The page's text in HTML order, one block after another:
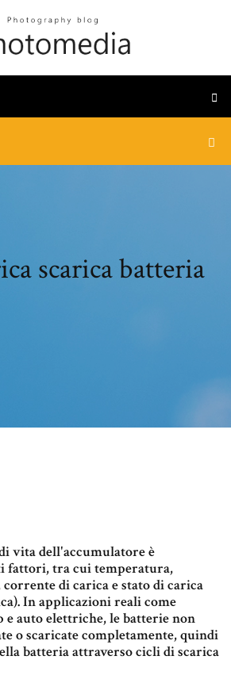
scarica batteria
vita dell'accumulatore è
fattori, tra cui temperatura,
di carica e stato di carica
In applicazioni reali come
e auto elettriche, le batterie non
o scaricate completamente, quindi
batteria attraverso cicli di scarica